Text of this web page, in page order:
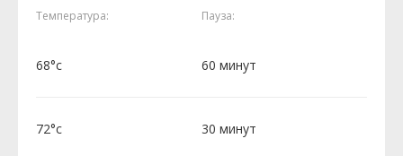
Температура: Пауза:
68°c 60 минут
72°c 30 минут